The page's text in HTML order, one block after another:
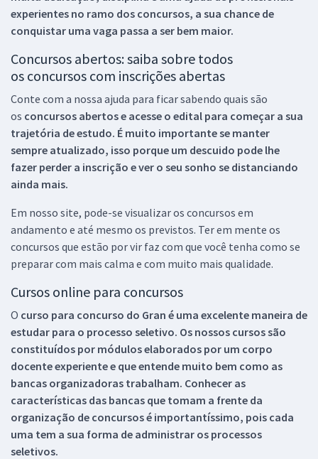
experientes no ramo dos concursos, a sua chance de
conquistar uma vaga passa a ser bem maior.
Concursos abertos: saiba sobre todos
os concursos com inscrições abertas
Conte com a nossa ajuda para ficar sabendo quais são
os concursos abertos e acesse o edital para começar a sua
trajetória de estudo. É muito importante se manter
sempre atualizado, isso porque um descuido pode lhe
fazer perder a inscrição e ver o seu sonho se distanciando
ainda mais.
Em nosso site, pode-se visualizar os concursos em
andamento e até mesmo os previstos. Ter em mente os
concursos que estão por vir faz com que você tenha como se
preparar com mais calma e com muito mais qualidade.
Cursos online para concursos
O curso para concurso do Gran é uma excelente maneira de
estudar para o processo seletivo. Os nossos cursos são
constituídos por módulos elaborados por um corpo
docente experiente e que entende muito bem como as
bancas organizadoras trabalham. Conhecer as
características das bancas que tomam a frente da
organização de concursos é importantíssimo, pois cada
uma tem a sua forma de administrar os processos
seletivos.